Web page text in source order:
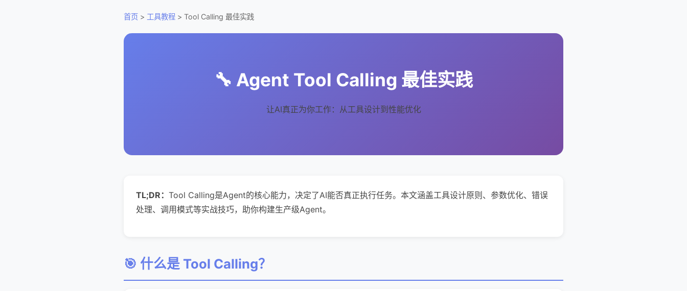
首页 > 工具教程 > Tool Calling 最佳实践
🔧 Agent Tool Calling 最佳实践
让AI真正为你工作：从工具设计到性能优化
TL;DR： Tool Calling是Agent的核心能力，决定了AI能否真正执行任务。本文涵盖工具设计原则、参数优化、错误
处理、调用模式等实战技巧，助你构建生产级Agent。
🎯 什么是 Tool Calling？